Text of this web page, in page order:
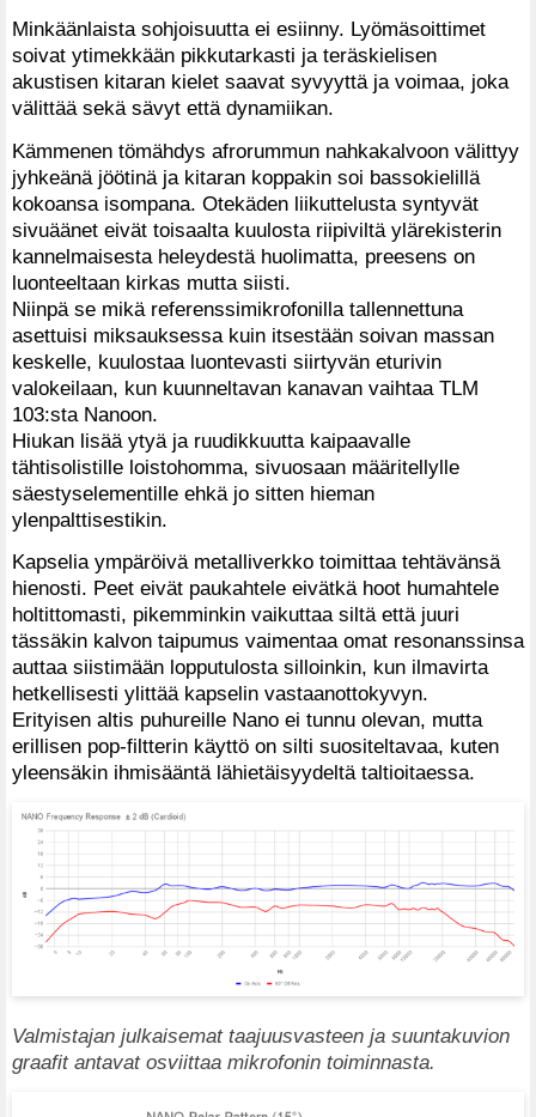
Minkäänlaista sohjoisuutta ei esiinny. Lyömäsoittimet
soivat ytimekkään pikkutarkasti ja teräskielisen
akustisen kitaran kielet saavat syvyyttä ja voimaa, joka
välittää sekä sävyt että dynamiikan.
Kämmenen tömähdys afrorummun nahkakalvoon välittyy
jyhkeänä jöötinä ja kitaran koppakin soi bassokielillä
kokoansa isompana. Otekäden liikuttelusta syntyvät
sivuäänet eivät toisaalta kuulosta riipiviltä ylärekisterin
kannelmaisesta heleydestä huolimatta, preesens on
luonteeltaan kirkas mutta siisti.
Niinpä se mikä referenssimikrofonilla tallennettuna
asettuisi miksauksessa kuin itsestään soivan massan
keskelle, kuulostaa luontevasti siirtyvän eturivin
valokeilaan, kun kuunneltavan kanavan vaihtaa TLM
103:sta Nanoon.
Hiukan lisää ytyä ja ruudikkuutta kaipaavalle
tähtisolistille loistohomma, sivuosaan määritellylle
säestyselementille ehkä jo sitten hieman
ylenpalttisestikin.
Kapselia ympäröivä metalliverkko toimittaa tehtävänsä
hienosti. Peet eivät paukahtele eivätkä hoot humahtele
holtittomasti, pikemminkin vaikuttaa siltä että juuri
tässäkin kalvon taipumus vaimentaa omat resonanssinsa
auttaa siistimään lopputulosta silloinkin, kun ilmavirta
hetkellisesti ylittää kapselin vastaanottokyvyn.
Erityisen altis puhureille Nano ei tunnu olevan, mutta
erillisen pop-filtterin käyttö on silti suositeltavaa, kuten
yleensäkin ihmisääntä lähietäisyydeltä taltioitaessa.
Valmistajan julkaisemat taajuusvasteen ja suuntakuvion
graafit antavat osviittaa mikrofonin toiminnasta.